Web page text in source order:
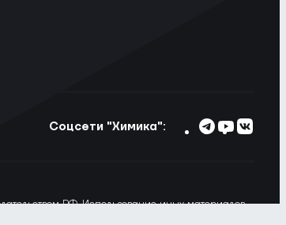
Соцсети "Химика":
РФ. Использование иных материалов